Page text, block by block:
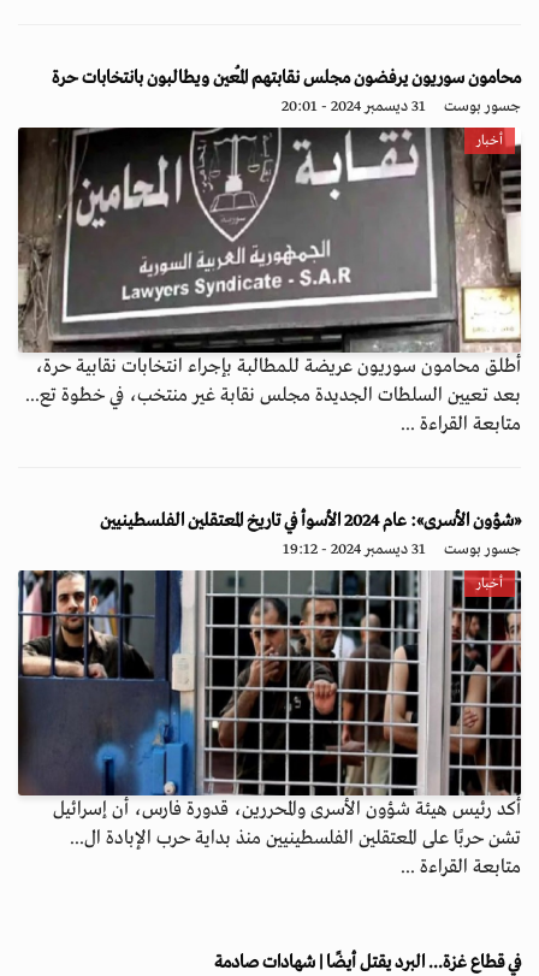
محامون سوريون يرفضون مجلس نقابتهم المُعين ويطالبون بانتخابات حرة
جسور بوست 31 ديسمبر 2024 - 20:01
أخبار
أطلق محامون سوريون عريضة للمطالبة بإجراء انتخابات نقابية حرة،
بعد تعيين السلطات الجديدة مجلس نقابة غير منتخب، في خطوة تع...
متابعة القراءة ...
«شؤون الأسرى»: عام 2024 الأسوأ في تاريخ المعتقلين الفلسطينيين
جسور بوست 31 ديسمبر 2024 - 19:12
أخبار
أكد رئيس هيئة شؤون الأسرى والمحررين، قدورة فارس، أن إسرائيل
تشن حربًا على المعتقلين الفلسطينيين منذ بداية حرب الإبادة ال...
متابعة القراءة ...
في قطاع غزة... البرد يقتل أيضًا | شهادات صادمة